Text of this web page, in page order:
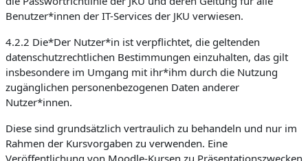
Benutzer*innen der IT-Services der JKU verwiesen.
4.2.2 Die*Der Nutzer*in ist verpflichtet, die geltenden
datenschutzrechtlichen Bestimmungen einzuhalten, das gilt
insbesondere im Umgang mit ihr*ihm durch die Nutzung
zugänglichen personenbezogenen Daten anderer
Nutzer*innen.
Diese sind grundsätzlich vertraulich zu behandeln und nur im
Rahmen der Kursvorgaben zu verwenden. Eine
Veröffentlichung von Moodle-Kursen zu Präsentationszwecken